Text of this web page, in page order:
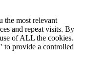
the most relevant
and repeat visits. By
of ALL the cookies.
to provide a controlled